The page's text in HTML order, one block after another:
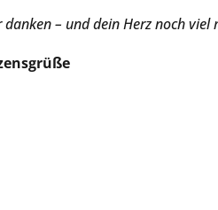
– und dein Herz noch viel